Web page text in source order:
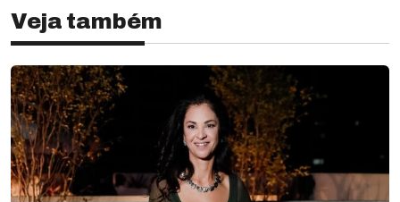
Veja também